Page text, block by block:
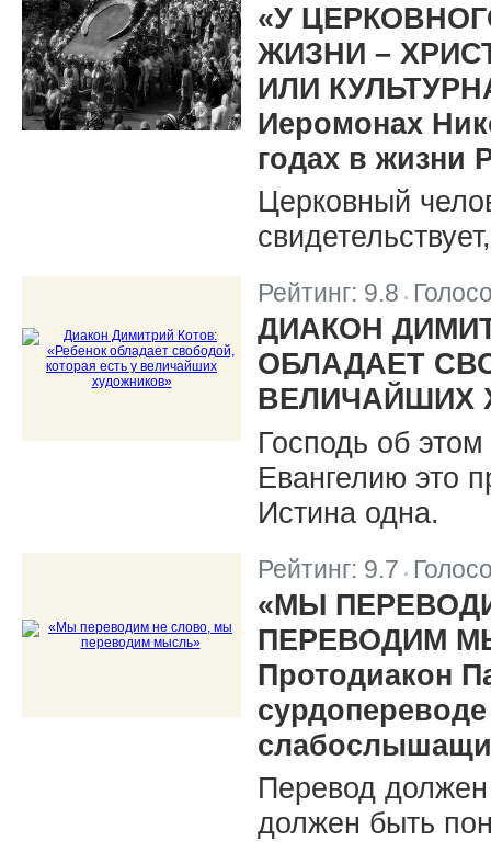
«У
ЖИЗНИ –
ИЛИ
Иеромонах
годах в жизни
Церковный
Рейтинг: 9.8
ДИАКОН
ОБЛАДАЕТ
ВЕЛИЧАЙШИХ
Господь об
Евангелию это
Истина одна.
Рейтинг: 9.7 |
«МЫ
ПЕРЕВОДИМ
Протодиакон
Перевод
должен быть